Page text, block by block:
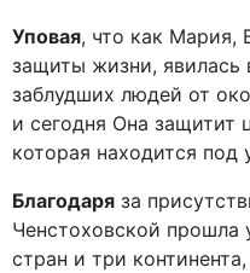
Уповая, что как Мария,
защиты жизни, явилась
заблудших людей от
и сегодня Она
которая находится под
Благодаря за
Ченстоховской прошла
стран и три